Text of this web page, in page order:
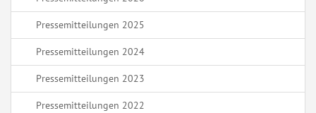
Pressemitteilungen 2025
Pressemitteilungen 2024
Pressemitteilungen 2023
Pressemitteilungen 2022